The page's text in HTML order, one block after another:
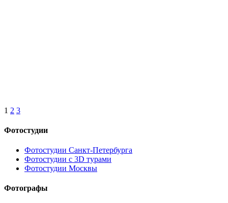
1 2 3
Фотостудии
Фотостудии Санкт-Петербурга
Фотостудии с 3D турами
Фотостудии Москвы
Фотографы